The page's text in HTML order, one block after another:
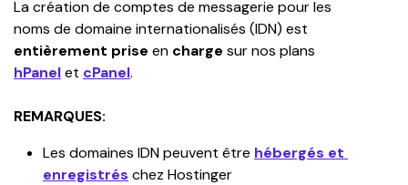
La création de comptes de messagerie pour les
noms de domaine internationalisés (IDN) est
entièrement prise en charge sur nos plans
hPanelet cPanel.
REMARQUES:
Les domaines IDN peuvent être hébergés et
enregistrés chez Hostinger